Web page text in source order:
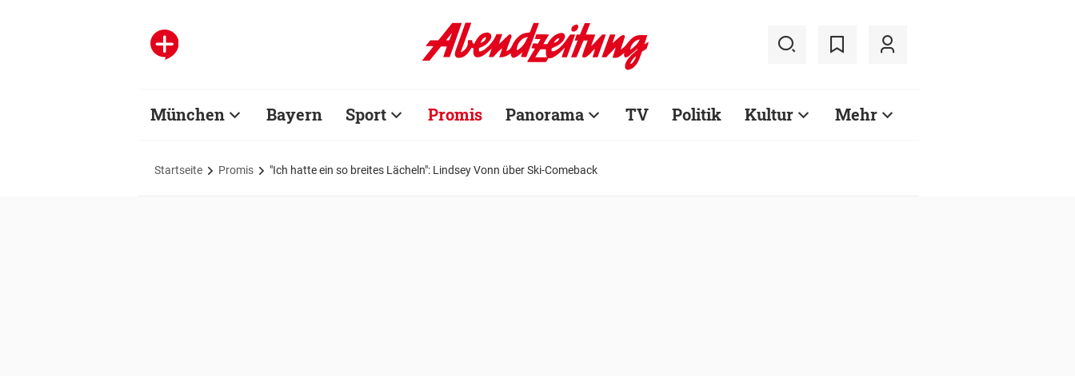
München Bayern Sport Promis Panorama TV Politik Kultur Mehr
Startseite Promis "Ich hatte ein so breites Lächeln": Lindsey Vonn über Ski-Comeback